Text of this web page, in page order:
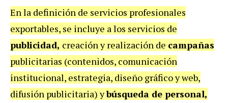
En la definición de servicios profesionales
exportables, se incluye a los servicios de
publicidad, creación y realización de campañas
publicitarias (contenidos, comunicación
institucional, estrategia, diseño gráfico y web,
difusión publicitaria) ybúsqueda de personal,